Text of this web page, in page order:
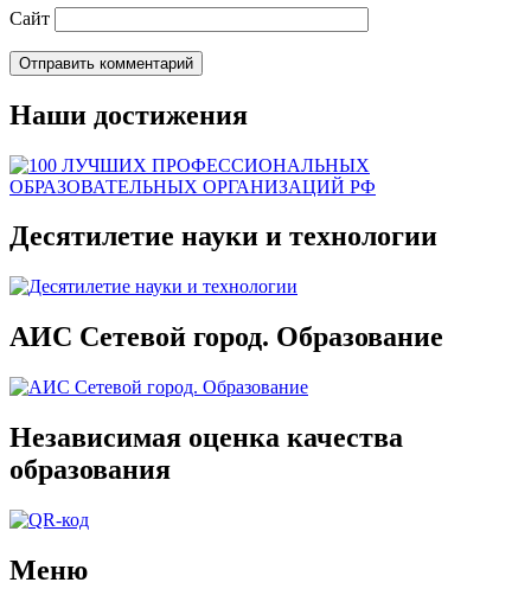
Сайт
Наши достижения
Десятилетие науки и технологии
АИС Сетевой город. Образование
Независимая оценка качества
образования
Меню